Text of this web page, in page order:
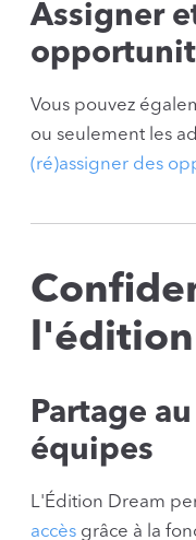
Assigner
Vous pouvez
ou seulement les
(ré)assigner des
l'édition
Partage
équipes
L'Édition Dream
accès grâce à la